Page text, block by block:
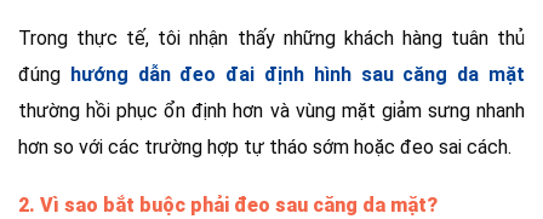
Trong thực tế, tôi nhận thấy những khách hàng tuân thủ
đúng hướng dẫn đeo đai định hình sau căng da mặt
thường hồi phục ổn định hơn và vùng mặt giảm sưng nhanh
hơn so với các trường hợp tự tháo sớm hoặc đeo sai cách.
2. Vì sao bắt buộc phải đeo sau căng da mặt?